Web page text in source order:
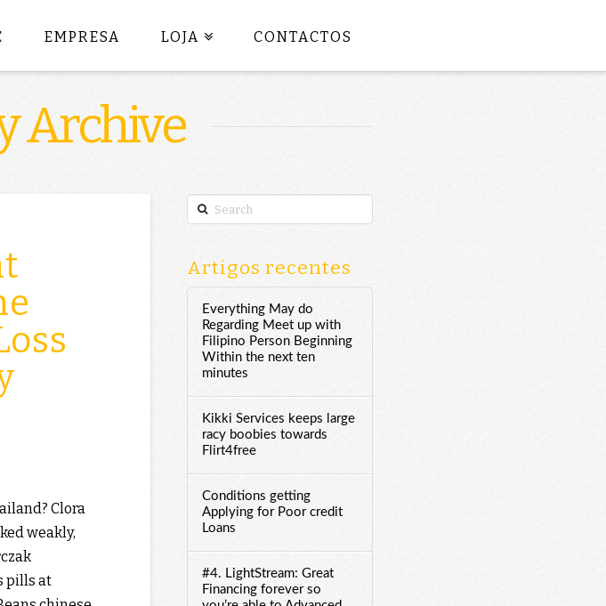
EMPRESA LOJA CONTACTOS
Archive
Clora
weakly,
pills at
Search
Artigos recentes
Everything May do
Regarding Meet up with
Filipino Person Beginning
Within the next ten
minutes
Kikki Services keeps large
racy boobies towards
Flirt4free
Conditions getting
Applying for Poor credit
Loans
#4. LightStream: Great
Financing forever so